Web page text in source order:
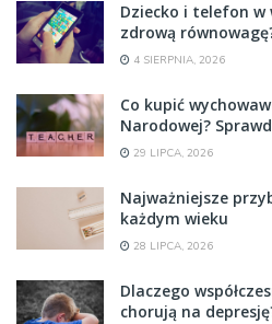
Dziecko i telefon w
zdrową
4 SIERPNIA, 2026
Co kupić
Narodowej?
29 LIPCA, 2026
Najważniejsze
każdym wieku
28 LIPCA, 2026
Dlaczego
chorują na